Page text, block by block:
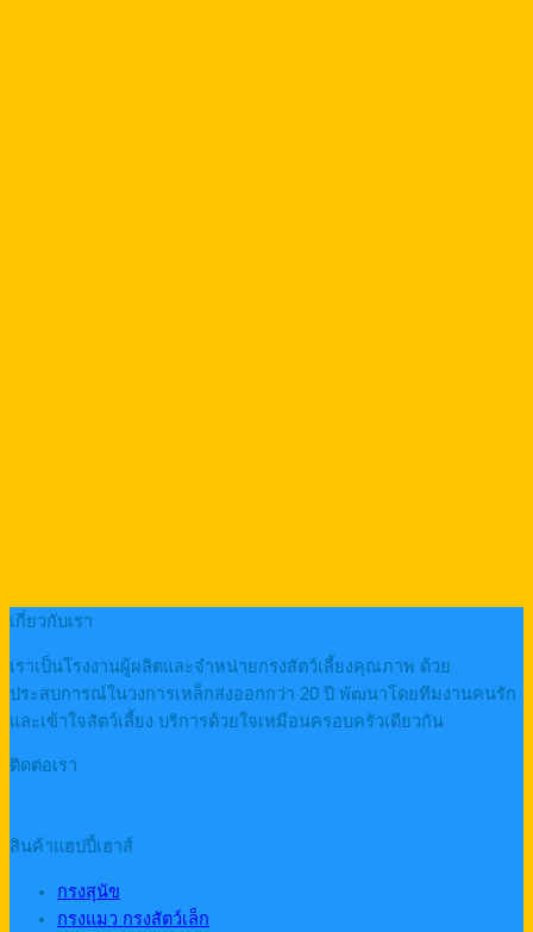
เกี่ยวกับเรา
เราเป็นโรงงานผู้ผลิตและจำหน่ายกรงสัตว์เลี้ยงคุณภาพ ด้วย
ประสบการณ์ในวงการเหล็กส่งออกกว่า 20 ปี พัฒนาโดยทีมงานคนรัก
และเข้าใจสัตว์เลี้ยง บริการด้วยใจเหมือนครอบครัวเดียวกัน
ติดต่อเรา
สินค้าแฮปปี้เฮาส์
กรงสุนัข
กรงแมว กรงสัตว์เล็ก